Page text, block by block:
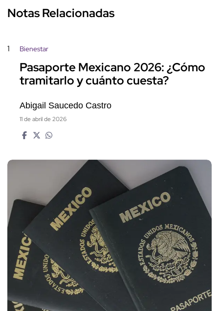
Notas Relacionadas
1 Bienestar
Pasaporte Mexicano 2026: ¿Cómo
tramitarlo y cuánto cuesta?
Abigail Saucedo Castro
11 de abril de 2026